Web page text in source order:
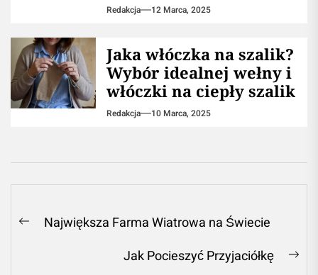
Redakcja 12 Marca, 2025
Jaka włóczka na szalik?
Wybór idealnej wełny i
włóczki na ciepły szalik
Redakcja 10 Marca, 2025
Nawigacja
Previous
Największa Farma Wiatrowa na Świecie
Jak Pocieszyć Przyjaciółkę